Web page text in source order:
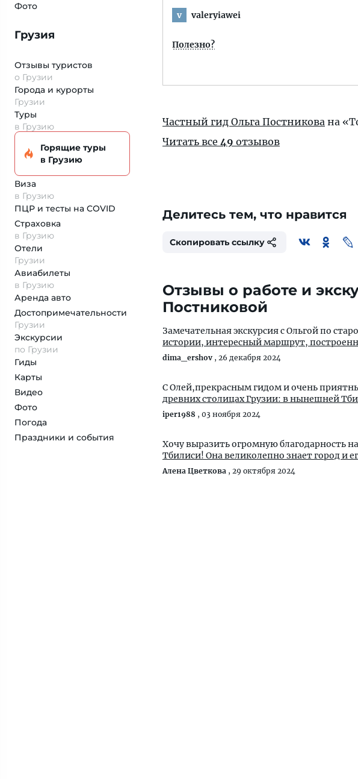
Фото
Грузия
Отзывы туристов
о Грузии
Города и курорты
Грузии
Туры
в Грузию
Горящие туры
в Грузию
Виза
в Грузию
ПЦР и тесты на COVID
Страховка
в Грузию
Отели
Грузии
Авиабилеты
в Грузию
Аренда авто
Достопримеча­тельности
Грузии
Экскурсии
по Грузии
Гиды
Карты
Видео
Фото
Погода
Праздники и события
v valeryiawei
Полезно?
Частный гид Ольга Постникова на
Читать все 49 отзывов
Делитесь тем, что нравится
Скопировать ссылку
Отзывы о работе и
Постниковой
Замечательная экскурсия с Ольгой по
истории, интересный маршрут,
dima_ershov , 26 декабря 2024
С Олей,прекрасным гидом и очень
iper1988 , 03 ноября 2024
Хочу выразить огромную благодарность
Тбилиси! Она великолепно знает город и
Алена Цветкова , 29 октября 2024